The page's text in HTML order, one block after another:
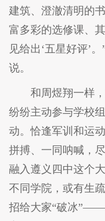
建筑、澄澈清明的
富多彩的选修课、
见给出‘五星好评’
说。
和周煜翔一样
纷纷主动参与学校
动。恰逢军训和运
拼搏、一同呐喊，
融入遵义四中这个
不同学院，或有生
招给大家“破冰